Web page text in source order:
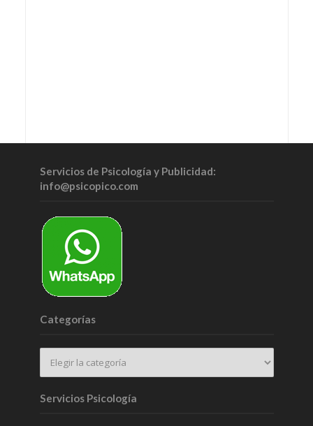
Servicios de Psicología y Publicidad:
info@psicopico.com
Categorías
Servicios Psicología